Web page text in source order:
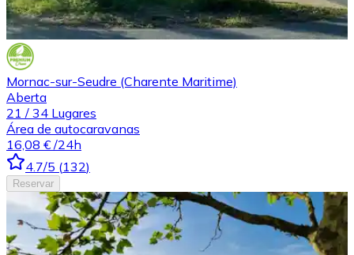
Mornac-sur-Seudre (Charente Maritime)
Aberta
21 / 34 Lugares
Área de autocaravanas
16,08 € /24h
4.7/5 (132)
Reservar